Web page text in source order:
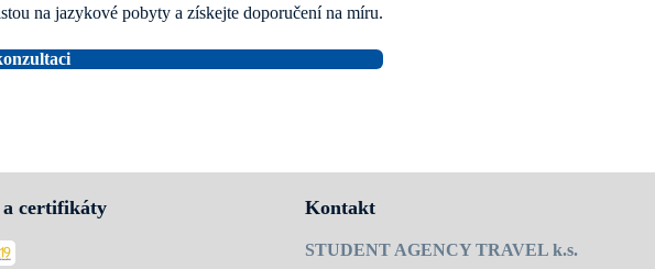
na jazykové pobyty a získejte doporučení na míru.
a certifikáty Kontakt
STUDENT AGENCY TRAVEL k.s.